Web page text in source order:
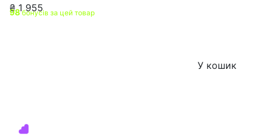
₴1 955
98бонусів за цей товар
У кошик